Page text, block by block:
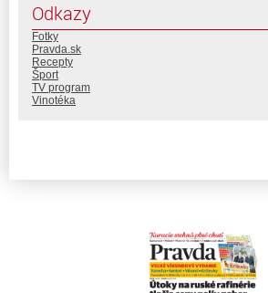
Odkazy
Fotky
Pravda.sk
Recepty
Šport
TV program
Vinotéka